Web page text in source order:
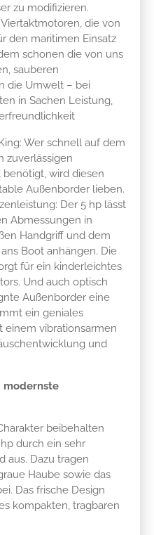
zu modifizieren.
die von
den maritimen Einsatz
schonen die von uns
sauberen
die Umwelt – bei
in Sachen Leistung,
Wer schnell auf dem
zuverlässigen
benötigt, wird diesen
Außenborder lieben.
Der 5 hp lässt
Abmessungen in
Handgriff und dem
Boot anhängen. Die
für ein kinderleichtes
Und auch optisch
Außenborder eine
ein geniales
einem vibrationsarmen
und
modernste
beibehalten
durch ein sehr
aus. Dazu tragen
Haube sowie das
Das frische Design
kompakten, tragbaren